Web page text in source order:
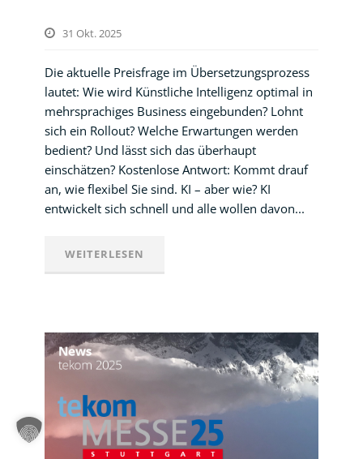
31 Okt. 2025
Die aktuelle Preisfrage im Übersetzungsprozess
lautet: Wie wird Künstliche Intelligenz optimal in
mehrsprachiges Business eingebunden? Lohnt
sich ein Rollout? Welche Erwartungen werden
bedient? Und lässt sich das überhaupt
einschätzen? Kostenlose Antwort: Kommt drauf
an, wie flexibel Sie sind. KI – aber wie? KI
entwickelt sich schnell und alle wollen davon...
WEITERLESEN